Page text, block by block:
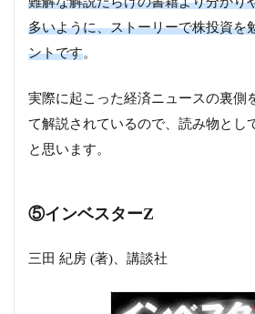
多いように、ストーリーで株投資を
ントです。
実際に起こった経済ニュースの裏側
て解説されているので、読み物とし
と思います。
⑤インベスターZ
三田 紀房 (著)、講談社